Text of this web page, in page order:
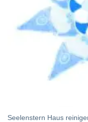
Seelenstern Haus